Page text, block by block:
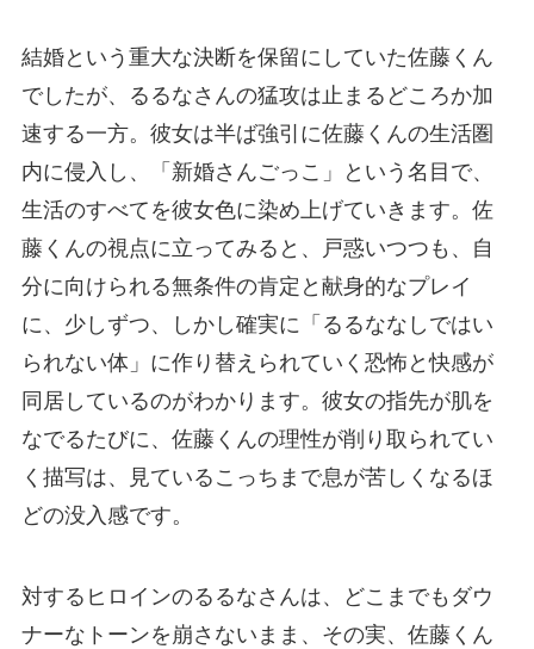
結婚という重大な決断を保留にしていた佐藤くん
でしたが、るるなさんの猛攻は止まるどころか加
速する一方。彼女は半ば強引に佐藤くんの生活圏
内に侵入し、「新婚さんごっこ」という名目で、
生活のすべてを彼女色に染め上げていきます。佐
藤くんの視点に立ってみると、戸惑いつつも、自
分に向けられる無条件の肯定と献身的なプレイ
に、少しずつ、しかし確実に「るるななしではい
られない体」に作り替えられていく恐怖と快感が
同居しているのがわかります。彼女の指先が肌を
なでるたびに、佐藤くんの理性が削り取られてい
く描写は、見ているこっちまで息が苦しくなるほ
どの没入感です。
対するヒロインのるるなさんは、どこまでもダウ
ナーなトーンを崩さないまま、その実、佐藤くん